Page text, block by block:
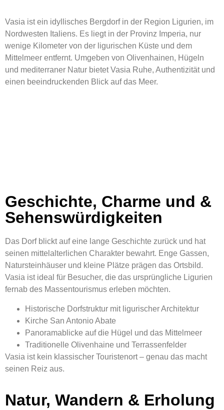
Vasia ist ein idyllisches Bergdorf in der Region Ligurien, im
Nordwesten Italiens. Es liegt in der Provinz Imperia, nur
wenige Kilometer von der ligurischen Küste und dem
Mittelmeer entfernt. Umgeben von Olivenhainen, Hügeln
und mediterraner Natur bietet Vasia Ruhe, Authentizität und
einen beeindruckenden Blick auf das Meer.
Geschichte, Charme und &
Sehenswürdigkeiten
Das Dorf blickt auf eine lange Geschichte zurück und hat
seinen mittelalterlichen Charakter bewahrt. Enge Gassen,
Natursteinhäuser und kleine Plätze prägen das Ortsbild.
Vasia ist ideal für Besucher, die das ursprüngliche Ligurien
fernab des Massentourismus erleben möchten.
Historische Dorfstruktur mit ligurischer Architektur
Kirche San Antonio Abate
Panoramablicke auf die Hügel und das Mittelmeer
Traditionelle Olivenhaine und Terrassenfelder
Vasia ist kein klassischer Touristenort – genau das macht
seinen Reiz aus.
Natur, Wandern & Erholung